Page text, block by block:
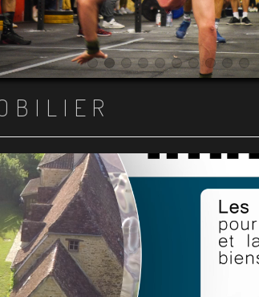
Item 1
Item 2
Item 3
Item 4
Item 5
Item 6
Item 7
Item 8